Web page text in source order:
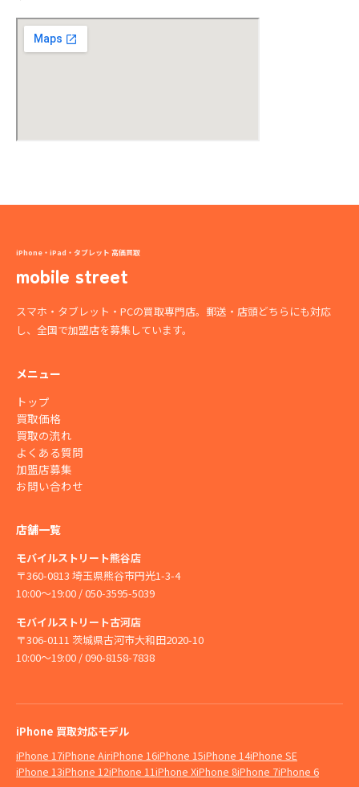
iPhone・iPad・タブレット 高価買取
mobile street
スマホ・タブレット・PCの買取専門店。郵送・店頭どちらにも対応
し、全国で加盟店を募集しています。
メニュー
トップ
買取価格
買取の流れ
よくある質問
加盟店募集
お問い合わせ
店舗一覧
モバイルストリート熊谷店
〒360-0813 埼玉県熊谷市円光1-3-4
10:00〜19:00 / 050-3595-5039
モバイルストリート古河店
〒306-0111 茨城県古河市大和田2020-10
10:00〜19:00 / 090-8158-7838
iPhone 買取対応モデル
iPhone 17iPhone AiriPhone 16iPhone 15iPhone 14iPhone SE
iPhone 13iPhone 12iPhone 11iPhone XiPhone 8iPhone 7iPhone 6